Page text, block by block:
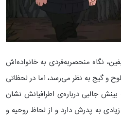
نگاه منحصربه‌فردی به خانواده‌اش
و گیج به نظر می‌رسد، اما در لحظاتی
جالبی درباره‌ی اطرافیانش نشان
به پدرش دارد و از لحاظ روحیه و